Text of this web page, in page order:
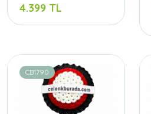
4.399 TL
CB1790